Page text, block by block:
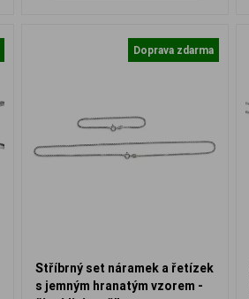
Doprava zdarma
Stříbrný set náramek a řetízek
s jemným hranatým vzorem -